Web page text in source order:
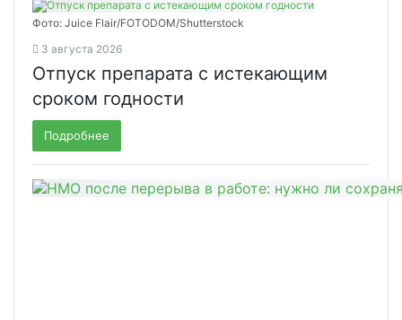
Фото: Juice Flair/FOTODOM/Shutterstoсk
3 августа 2026
Отпуск препарата с истекающим
сроком годности
Подробнее